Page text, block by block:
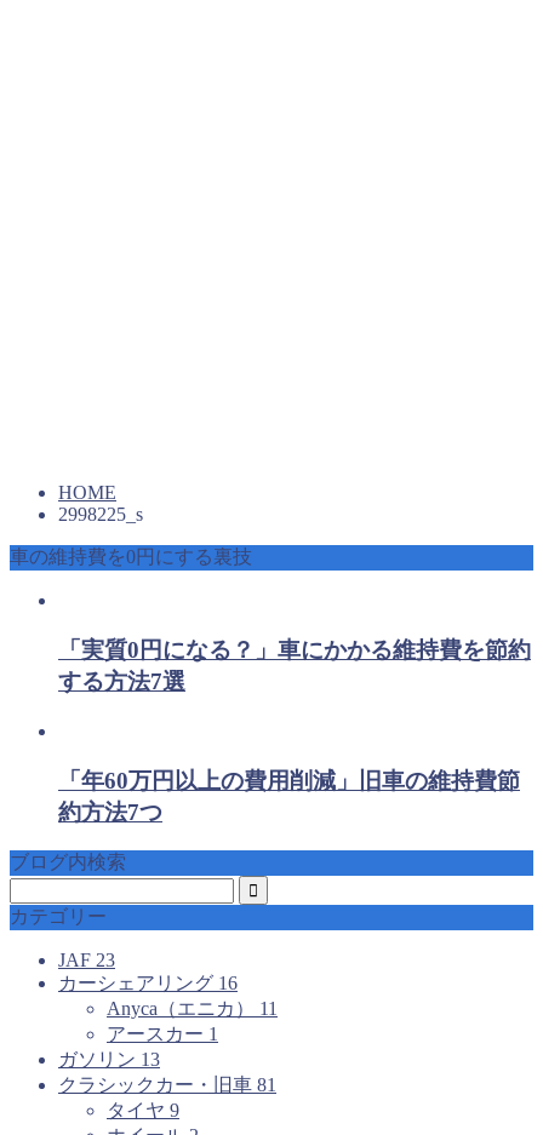
HOME
2998225_s
車の維持費を0円にする裏技
「実質0円になる？」車にかかる維持費を節約
する方法7選
「年60万円以上の費用削減」旧車の維持費節
約方法7つ
ブログ内検索
カテゴリー
JAF 23
カーシェアリング 16
Anyca（エニカ） 11
アースカー 1
ガソリン 13
クラシックカー・旧車 81
タイヤ 9